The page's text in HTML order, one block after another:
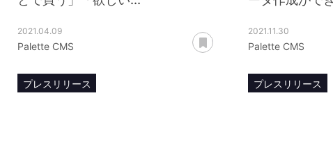
2021.04.09
Palette CMS
あとで読む
プレスリリース
2021.11.30
Palette CMS
プレスリリース